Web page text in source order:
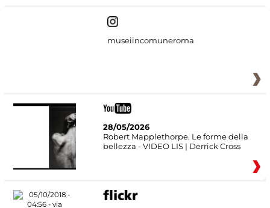
museiincomuneroma
28/05/2026
Robert Mapplethorpe. Le forme della
bellezza - VIDEO LIS | Derrick Cross